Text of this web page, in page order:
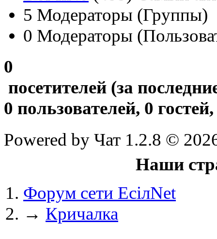
@ Baron : (20 мая 2025 - 11:51 )
@ IceMan : (02 мая 2025 - 16:14 )в
@ IceMan (02 мая 2025 - 16:14 )
@ paranoid : (29 марта 2025 - 23:18 )
5 Модераторы (Группы)
0 Модераторы
0
посетителей (за
0 пользователей, 0
Powered by Чат 1.2.8 ©
Наши
Форум сети EciлNet
→ Кричалка